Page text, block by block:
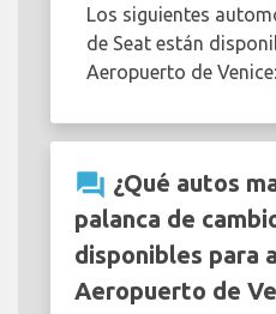
Los siguientes
de Seat están
Aeropuerto de Venice:
question_answer ¿Qué autos
palanca de
disponibles para
Aeropuerto de